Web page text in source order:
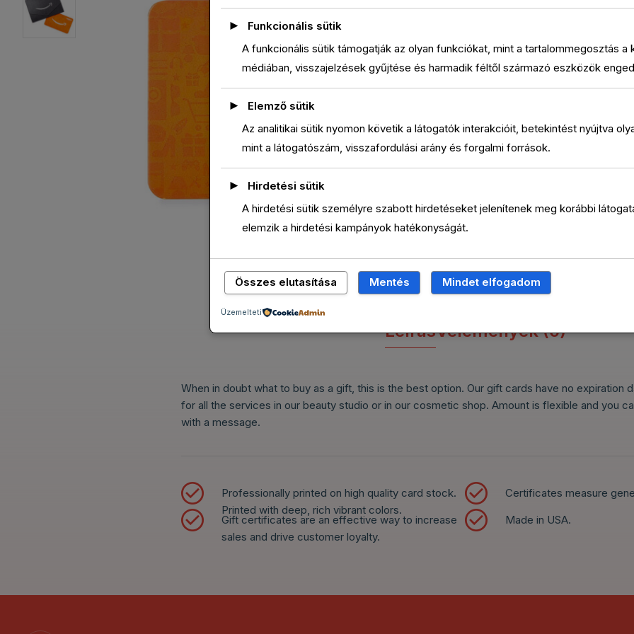
was:
126,00
is:
63,00
Cards
LeírásVélemények (0)
When in doubt what to buy as a gift, this is the best option. Our gift cards have no expiration
for all the services in our beauty studio or in our cosmetic shop. Amount is flexible and you
with a message.
Professionally printed on high quality card stock.
Printed with deep, rich vibrant colors.
Certificates measure
Gift certificates are an effective way to increase
sales and drive customer loyalty.
Made in USA.
►
Funkcionális sütik
A funkcionális sütik támogatják az olyan funkciókat, mint a tartalommegosztás a
médiában, visszajelzések gyűjtése és harmadik féltől származó eszközök
►
Elemző sütik
Az analitikai sütik nyomon követik a látogatók interakcióit, betekintést nyújtva
mint a látogatószám, visszafordulási arány és forgalmi források.
►
Hirdetési sütik
A hirdetési sütik személyre szabott hirdetéseket jelenítenek meg korábbi
elemzik a hirdetési kampányok hatékonyságát.
Összes elutasítása Mentés Mindet elfogadom
Üzemelteti